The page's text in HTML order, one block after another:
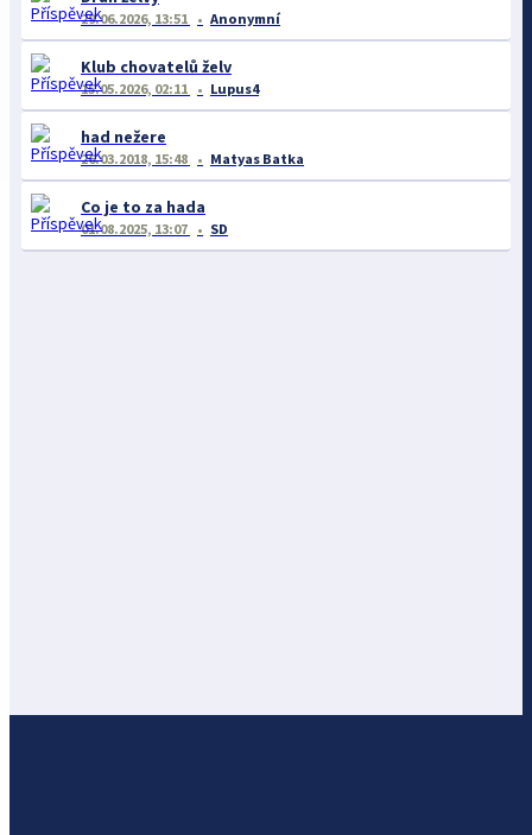
29.06.2026, 13:51 Anonymní
Klub chovatelů želv
15.05.2026, 02:11 Lupus4
had nežere
26.03.2018, 15:48 Matyas Batka
Co je to za hada
01.08.2025, 13:07 SD